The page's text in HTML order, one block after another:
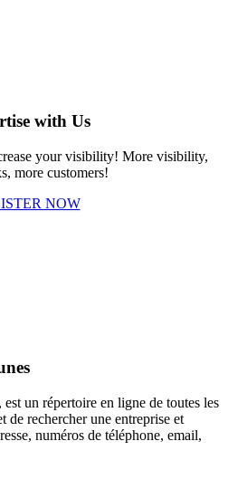
with Us
your visibility! More visibility,
more customers!
NOW
est un répertoire en ligne de toutes les
de rechercher une entreprise et
numéros de téléphone, email,